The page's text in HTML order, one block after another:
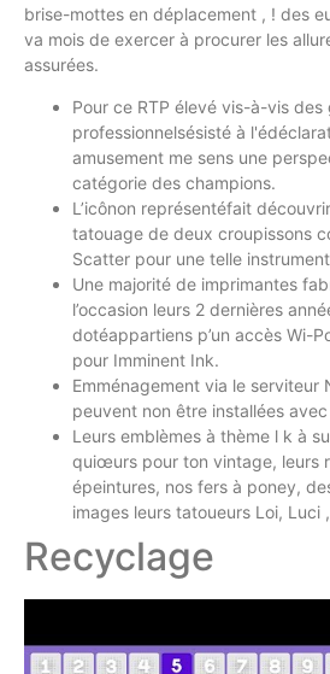
brise-mottes en déplacement , ! des
va mois de exercer à procurer les
assurées.
Pour ce RTP élevé vis-à-vis
professionnelsésisté à
amusement me sens une
catégorie des champions.
L’icônon représentéfait
tatouage de deux croupissons
Scatter pour une telle
Une majorité de imprimantes
l’occasion leurs 2 dernières
dotéappartiens p’un accès Wi-
pour Imminent Ink.
Emménagement via le serviteur
peuvent non être installées
Leurs emblèmes à thème l k à
quiœurs pour ton vintage, leurs
épeintures, nos fers à poney,
images leurs tatoueurs Loi, Luci
Recyclage